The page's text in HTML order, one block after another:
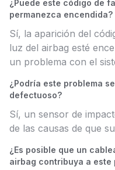
¿Puede este código de
permanezca encendida?
Sí, la aparición del
luz del airbag esté
un problema con el
¿Podría este problema
defectuoso?
Sí, un sensor de
de las causas de que
¿Es posible que un
airbag contribuya a este